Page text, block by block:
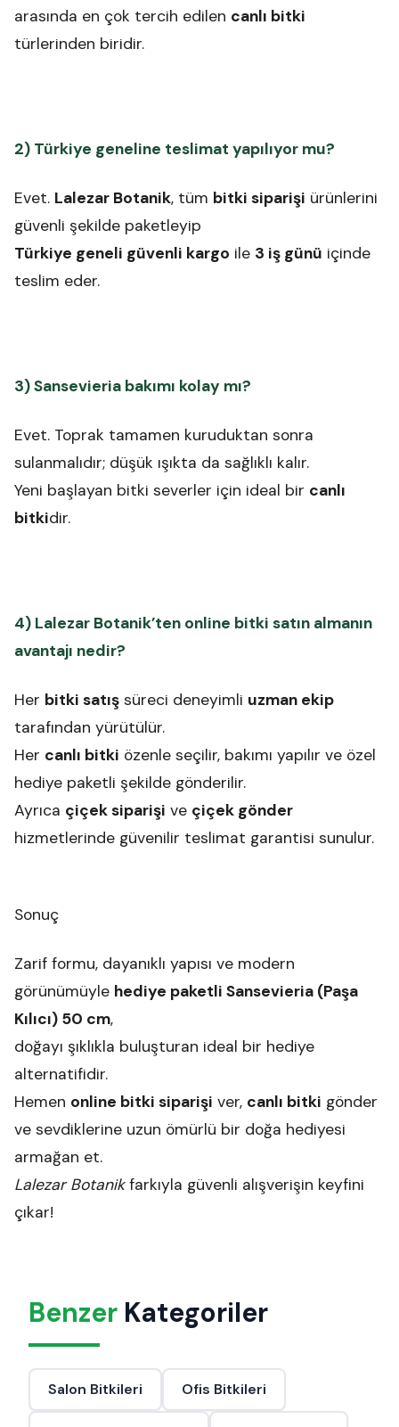
arasında en çok tercih edilen canlı bitki
türlerinden biridir.
2) Türkiye geneline teslimat yapılıyor mu?
Evet. Lalezar Botanik, tüm bitki siparişi ürünlerini
güvenli şekilde paketleyip
Türkiye geneli güvenli kargo ile 3 iş günü içinde
teslim eder.
3) Sansevieria bakımı kolay mı?
Evet. Toprak tamamen kuruduktan sonra
sulanmalıdır; düşük ışıkta da sağlıklı kalır.
Yeni başlayan bitki severler için ideal bir canlı
bitkidir.
4) Lalezar Botanik’ten online bitki satın almanın
avantajı nedir?
Her bitki satış süreci deneyimli uzman ekip
tarafından yürütülür.
Her canlı bitki özenle seçilir, bakımı yapılır ve özel
hediye paketli şekilde gönderilir.
Ayrıca çiçek siparişi ve çiçek gönder
hizmetlerinde güvenilir teslimat garantisi sunulur.
Sonuç
Zarif formu, dayanıklı yapısı ve modern
görünümüyle hediye paketli Sansevieria (Paşa
Kılıcı) 50 cm,
doğayı şıklıkla buluşturan ideal bir hediye
alternatifidir.
Hemen online bitki siparişi ver, canlı bitki gönder
ve sevdiklerine uzun ömürlü bir doğa hediyesi
armağan et.
Lalezar Botanikfarkıyla güvenli alışverişin keyfini
çıkar!
Benzer Kategoriler
Salon Bitkileri Ofis Bitkileri